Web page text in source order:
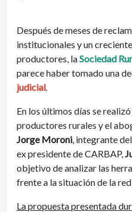
Después de meses de
institucionales y un
productores, laSociedad
parece haber tomado una
judicial
En los últimos días se
productores rurales y el
Jorge Moroni , integrante
ex presidente de CARBAP,
objetivo de analizar las
frente a la situación de la
La propuesta presentada